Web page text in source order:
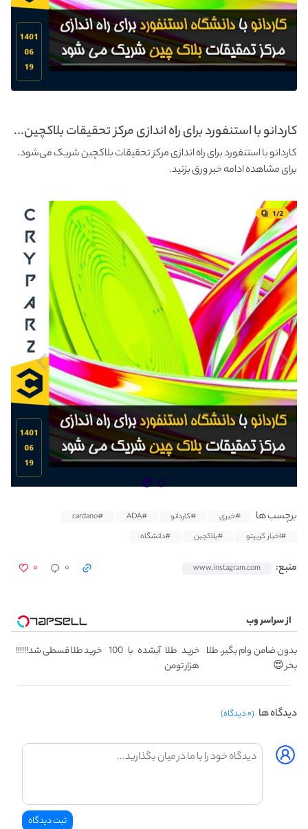
کاردانو با استنفورد برای راه اندازی مرکز تحقیقات بلاکچین...
کاردانو با استنفورد برای راه اندازی مرکز تحقیقات بلاکچین شریک می‌شود.
برای مشاهده ادامه خبر ورق بزنید.
برچسب ها #خبری #کاردانو #ADA
#cardano
#اخبار کریپتو
#بلاکچین #دانشگاه
منبع: www.instagram.com ۰ ۰
از سراسر وب
بدون ضامن وام بگیر، طلا
بخر 😍
خرید طلا آبشده با 100
هزار تومن
خرید طلا قسطی شد!!!!!!
دیدگاه ها (۰ دیدگاه)